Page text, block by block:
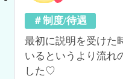
＃制度/待遇
最初に説明を受けた
いるというより流れ
した♡